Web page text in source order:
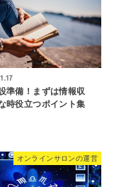
準備！まずは情報収
時役立つポイント集
オンラインサロンの運営